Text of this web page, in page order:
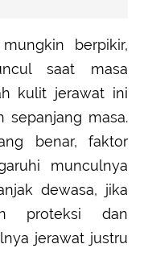
berpikir,
saat masa
kulit jerawat ini
sepanjang masa.
benar, faktor
munculnya
dewasa, jika
proteksi dan
jerawat justru